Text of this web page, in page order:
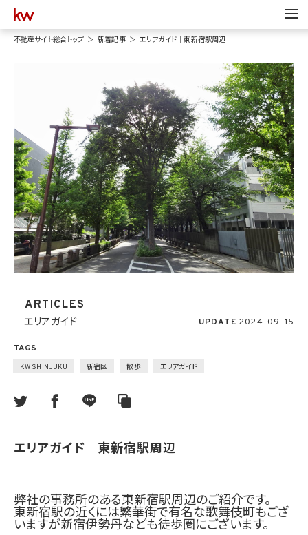
不動産サイト総合トップ 新着記事 エリアガイド｜東新宿駅周辺
ARTICLES
エリアガイド UPDATE 2024-09-15
TAGS
KW SHINJUKU 新宿区 散歩 エリアガイド
エリアガイド｜東新宿駅周辺
弊社の事務所のある東新宿駅周辺のご紹介です。
東新宿駅の近くには繁華街で有名な歌舞伎町もござ
いますが新宿伊勢丹なども徒歩圏にございます。